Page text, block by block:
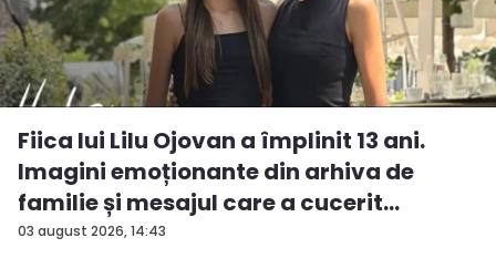
03 august 2026, 14:43
Fiica lui Lilu Ojovan a împlinit 13 ani.
Imagini emoționante din arhiva de
familie și mesajul care a cucerit
Interne...